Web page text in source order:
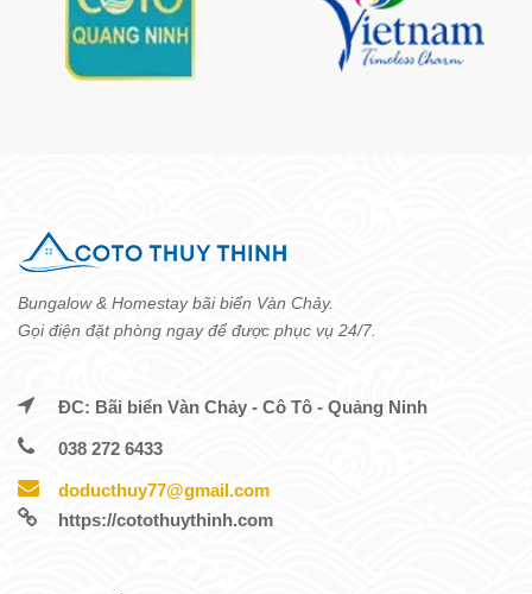
Bungalow & Homestay bãi biển Vàn Chảy.
Gọi điện đặt phòng ngay để được phục vụ 24/7.
ĐC: Bãi biển Vàn Chảy - Cô Tô - Quảng Ninh
038 272 6433
doducthuy77@gmail.com
https://cotothuythinh.com